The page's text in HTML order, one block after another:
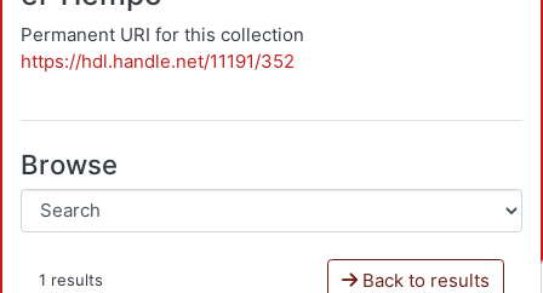
Permanent URI for this collection
https://hdl.handle.net/11191/352
Browse
1 results Back to results